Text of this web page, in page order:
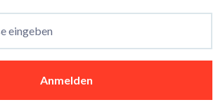
eingeben
Anmelden